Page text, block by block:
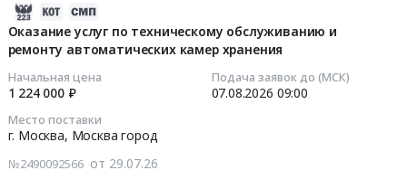
Оказание услуг по техническому обслуживанию и
ремонту автоматических камер хранения
Начальная цена
1 224 000 ₽
Подача заявок до (МСК)
07.08.2026 09:00
Место поставки
г. Москва, Москва город
№2490092566 от 29.07.26